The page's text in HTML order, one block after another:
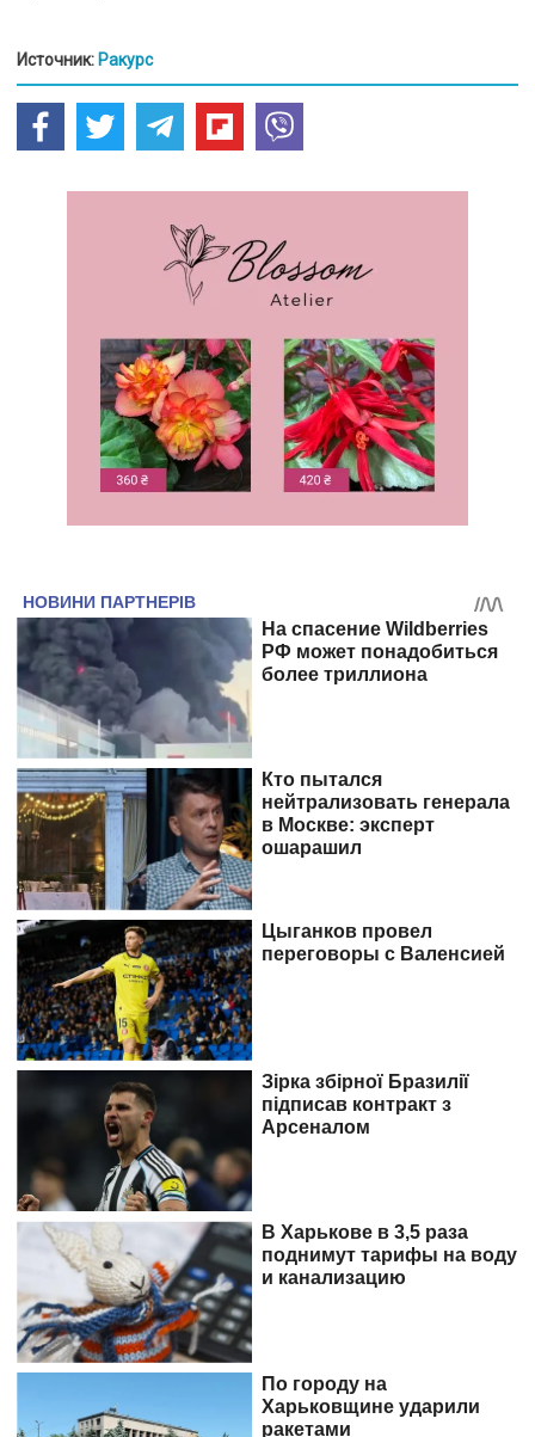
Источник: Ракурс